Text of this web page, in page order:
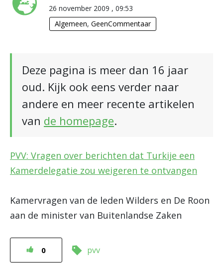
26 november 2009 , 09:53
Algemeen, GeenCommentaar
Deze pagina is meer dan 16 jaar
oud. Kijk ook eens verder naar
andere en meer recente artikelen
van de homepage.
PVV: Vragen over berichten dat Turkije een
Kamerdelegatie zou weigeren te ontvangen
Kamervragen van de leden Wilders en De Roon
aan de minister van Buitenlandse Zaken
0 pvv